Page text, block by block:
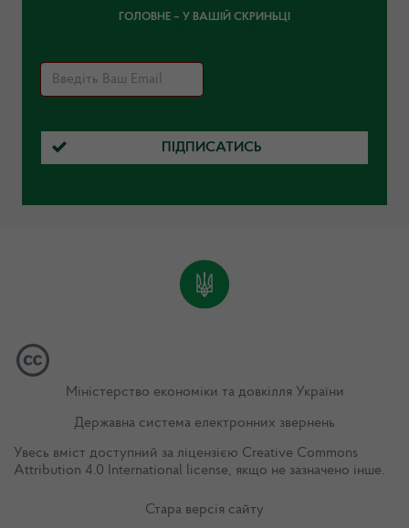
ГОЛОВНЕ – У ВАШІЙ СКРИНЬЦІ
ПІДПИСАТИСЬ
Міністерство економіки та довкілля України
Державна система електронних звернень
Увесь вміст доступний за ліцензією Creative Commons
Attribution 4.0 International license, якщо не зазначено інше.
Стара версія сайту